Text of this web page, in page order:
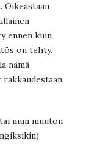
Oikeastaan
ennen kuin
on tehty.
nämä
mun muuton